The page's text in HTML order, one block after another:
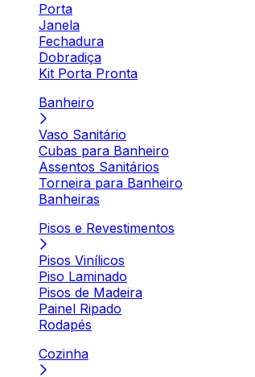
Porta
Janela
Fechadura
Dobradiça
Kit Porta Pronta
Banheiro
Vaso Sanitário
Cubas para Banheiro
Assentos Sanitários
Torneira para Banheiro
Banheiras
Pisos e Revestimentos
Pisos Vinílicos
Piso Laminado
Pisos de Madeira
Painel Ripado
Rodapés
Cozinha